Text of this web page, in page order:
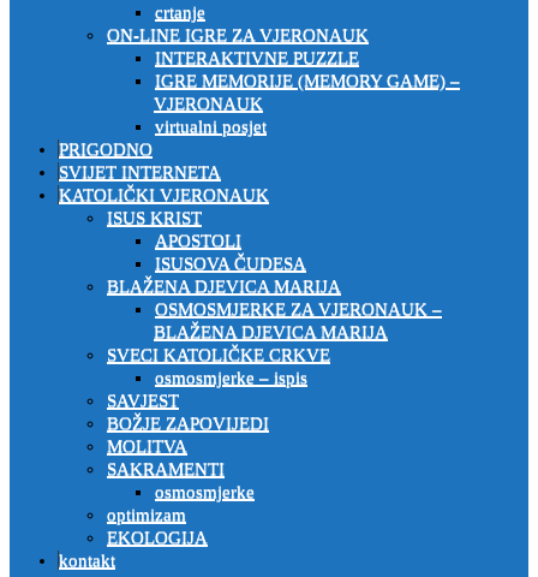
crtanje
ON-LINE IGRE ZA VJERONAUK
INTERAKTIVNE PUZZLE
IGRE MEMORIJE (MEMORY GAME) –
VJERONAUK
virtualni posjet
PRIGODNO
SVIJET INTERNETA
KATOLIČKI VJERONAUK
ISUS KRIST
APOSTOLI
ISUSOVA ČUDESA
BLAŽENA DJEVICA MARIJA
OSMOSMJERKE ZA VJERONAUK –
BLAŽENA DJEVICA MARIJA
SVECI KATOLIČKE CRKVE
osmosmjerke – ispis
SAVJEST
BOŽJE ZAPOVIJEDI
MOLITVA
SAKRAMENTI
osmosmjerke
optimizam
EKOLOGIJA
kontakt